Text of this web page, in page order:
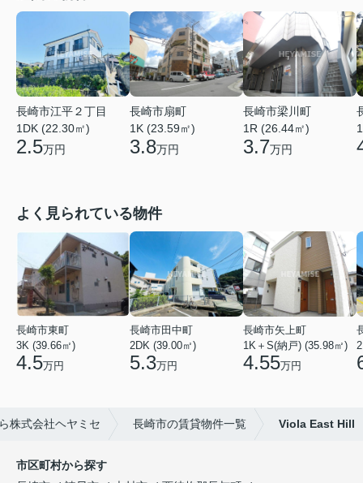
長崎市江平２丁目
1DK (22.30㎡)
2.5万円
長崎市扇町
1K (23.59㎡)
3.8万円
長崎市梁川町
1R (26.44㎡)
3.7万円
よく見られている物件
長崎市東町
3K (39.66㎡)
4.5万円
長崎市田中町
2DK (39.00㎡)
5.3万円
長崎市矢上町
1K＋S(納戸) (35.98㎡)
4.55万円
株式会社ヘヤミセ 長崎市の賃貸物件一覧 Viola East Hill
市区町村から探す